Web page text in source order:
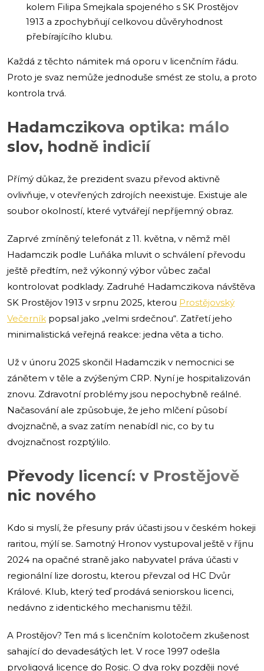
kolem Filipa Smejkala spojeného s SK Prostějov
1913 a zpochybňují celkovou důvěryhodnost
přebírajícího klubu.
Každá z těchto námitek má oporu v licenčním řádu.
Proto je svaz nemůže jednoduše smést ze stolu, a proto
kontrola trvá.
Hadamczikova optika: málo
slov, hodně indicií
Přímý důkaz, že prezident svazu převod aktivně
ovlivňuje, v otevřených zdrojích neexistuje. Existuje ale
soubor okolností, které vytvářejí nepříjemný obraz.
Zaprvé zmíněný telefonát z 11. května, v němž měl
Hadamczik podle Luňáka mluvit o schválení převodu
ještě předtím, než výkonný výbor vůbec začal
kontrolovat podklady. Zadruhé Hadamczikova návštěva
SK Prostějov 1913 v srpnu 2025, kterou Prostějovský
Večerník popsal jako „velmi srdečnou“. Zatřetí jeho
minimalistická veřejná reakce: jedna věta a ticho.
Už v únoru 2025 skončil Hadamczik v nemocnici se
zánětem v těle a zvýšeným CRP. Nyní je hospitalizován
znovu. Zdravotní problémy jsou nepochybně reálné.
Načasování ale způsobuje, že jeho mlčení působí
dvojznačně, a svaz zatím nenabídl nic, co by tu
dvojznačnost rozptýlilo.
Převody licencí: v Prostějově
nic nového
Kdo si myslí, že přesuny práv účasti jsou v českém hokeji
raritou, mýlí se. Samotný Hronov vystupoval ještě v říjnu
2024 na opačné straně jako nabyvatel práva účasti v
regionální lize dorostu, kterou převzal od HC Dvůr
Králové. Klub, který teď prodává seniorskou licenci,
nedávno z identického mechanismu těžil.
A Prostějov? Ten má s licenčním kolotočem zkušenost
sahající do devadesátých let. V roce 1997 odešla
prvoligová licence do Rosic. O dva roky později nové